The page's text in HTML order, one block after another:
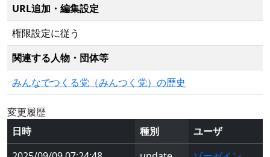
URL追加・編集設定
権限設定に従う
関連する人物・団体等
みんなでつくる党（みんつく党）の歴史
変更履歴
日時
種別
ユーザ